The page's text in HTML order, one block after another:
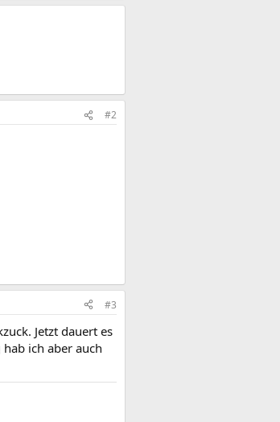
#2
#3
Jetzt dauert es
ich aber auch